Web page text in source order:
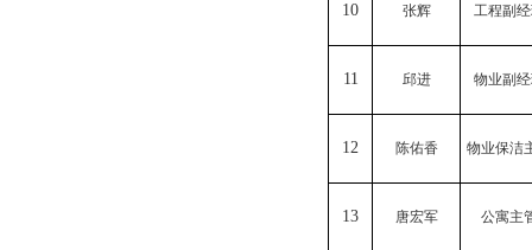
10 张辉 工程副
11 邱进 物业副
12 陈佑香 物业保洁
13 唐宏军 公寓主